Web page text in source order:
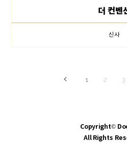
더 컨벤
신사
1 2 3
Copyright©
All Rights